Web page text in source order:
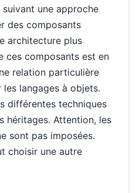
une approche
des composants
architecture plus
ces composants est en
relation particulière
langages à objets.
différentes techniques
héritages. Attention, les
sont pas imposées.
choisir une autre